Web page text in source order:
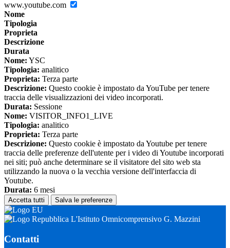
www.youtube.com
Nome
Tipologia
Proprieta
Descrizione
Durata
Nome: YSC
Tipologia: analitico
Proprieta: Terza parte
Descrizione: Questo cookie è impostato da YouTube per tenere
traccia delle visualizzazioni dei video incorporati.
Durata: Sessione
Nome: VISITOR_INFO1_LIVE
Tipologia: analitico
Proprieta: Terza parte
Descrizione: Questo cookie è impostato da Youtube per tenere
traccia delle preferenze dell'utente per i video di Youtube incorporati
nei siti; può anche determinare se il visitatore del sito web sta
utilizzando la nuova o la vecchia versione dell'interfaccia di
Youtube.
Durata: 6 mesi
Accetta tutti Salva le preferenze
L'Istituto Omnicomprensivo G. Mazzini
Contatti